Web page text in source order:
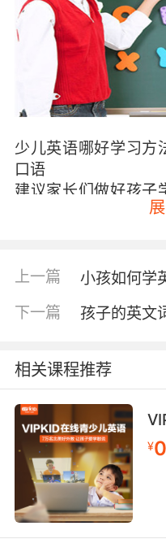
少儿英语哪好学习方
口语
建议家长们做好孩子
带着孩子看一些英文
是比较喜欢并且也是
两个人通过模仿动画
的，当然也可以有效
天坚持练习一段时间
平。
少儿英语哪好学习方法
有效
现如今的英语学习肯
可以通过网络下载自
以报一些专业的英语
上一篇 小孩如何学
下一篇 孩子的英文
相关课程推荐
¥0